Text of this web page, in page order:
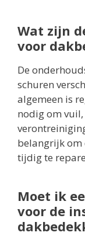
Wat zijn
voor
De
schuren
algemeen is
nodig om
belangrijk om
tijdig te
Moet ik
voor de